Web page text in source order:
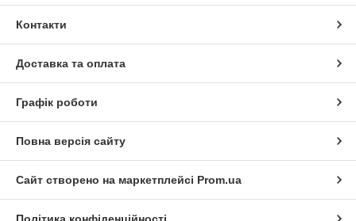
Контакти
Доставка та оплата
Графік роботи
Повна версія сайту
Сайт створено на маркетплейсі Prom.ua